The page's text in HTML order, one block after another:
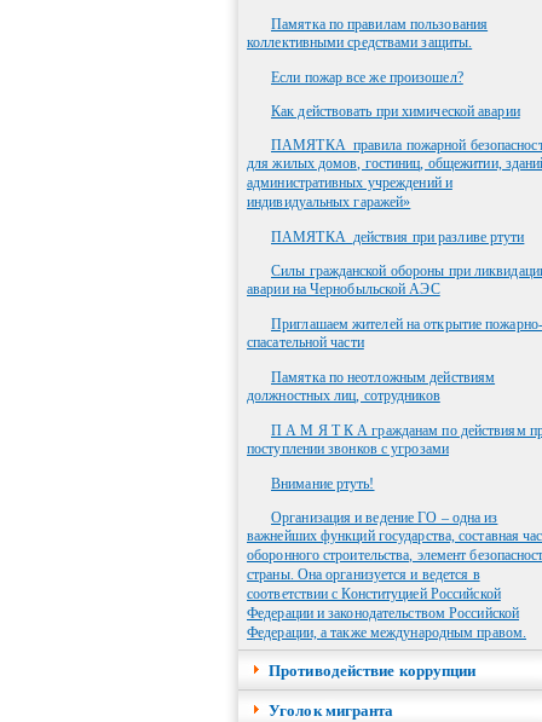
Памятка по правилам пользования
коллективными средствами защиты.
Если пожар все же произошел?
Как действовать при химической аварии
ПАМЯТКА_правила пожарной
для жилых домов, гостиниц, общежитии,
административных учреждений и
индивидуальных гаражей»
ПАМЯТКА_действия при разливе ртути
Силы гражданской обороны при
аварии на Чернобыльской АЭС
Приглашаем жителей на открытие пожарно-
спасательной части
Памятка по неотложным действиям
должностных лиц, сотрудников
П А М Я Т К А гражданам по действиям
поступлении звонков с угрозами
Внимание ртуть!
Организация и ведение ГО – одна из
важнейших функций государства, составная
оборонного строительства, элемент
страны. Она организуется и ведется в
соответствии с Конституцией Российской
Федерации и законодательством Российской
Федерации, а также международным правом.
Противодействие коррупции
Уголок мигранта